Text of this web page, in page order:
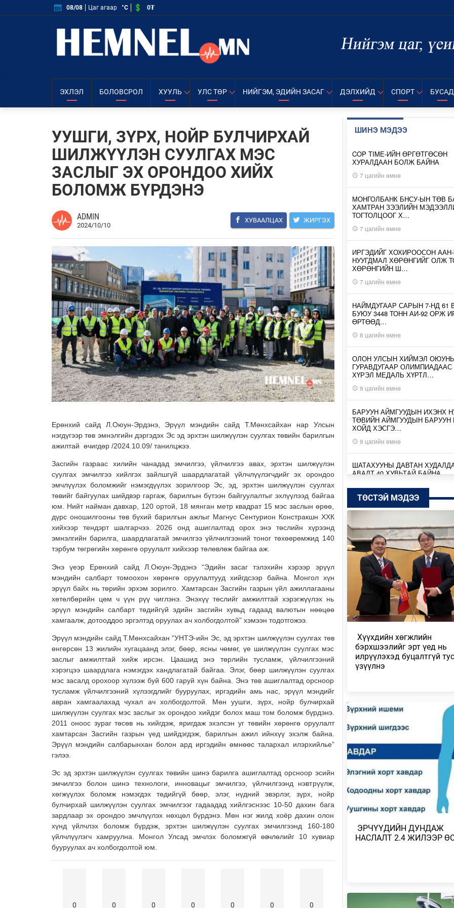
08/08 Цаг агаар °C 0₮
ЭХЛЭЛ БОЛОВСРОЛ ХУУЛЬ УЛС ТӨР НИЙГЭМ, ЭДИЙН ЗАСАГ ДЭЛХИЙД СПОРТ БУСАД
УУШГИ, ЗҮРХ, НОЙР БУЛЧИРХАЙ
ШИЛЖҮҮЛЭН СУУЛГАХ МЭС
ЗАСЛЫГ ЭХ ОРОНДОО ХИЙХ
БОЛОМЖ БҮРДЭНЭ
ADMIN
2024/10/10
ХУВААЛЦАХ ЖИРГЭХ
Ерөнхий сайд Л.Оюун-Эрдэнэ, Эрүүл мэндийн сайд Т.Мөнхсайхан нар Улсын
нэгдүгээр төв эмнэлгийн дэргэдэх Эс эд эрхтэн шилжүүлэн суулгах төвийн барилгын
ажилтай өчигдөр /2024.10.09/ танилцжээ.
Засгийн газраас хилийн чанадад эмчилгээ, үйлчилгээ авах, эрхтэн шилжүүлэн
суулгах эмчилгээ хийлгэх зайлшгүй шаардлагатай үйлчлүүлэгчдийг эх орондоо
эмчлүүлэх боломжийг нэмэгдүүлэх зорилгоор Эс, эд, эрхтэн шилжүүлэн суулгах
төвийг байгуулах шийдвэр гаргаж, барилгын бүтээн байгуулалтыг эхлүүлээд байгаа
юм. Нийт найман давхар, 120 ортой, 18 мянган метр квадрат 15 мэс заслын өрөө,
дүрс оношилгооны төв бүхий барилгын ажлыг Магнус Сентурион Констракшн ХХК
хийхээр тендэрт шалгарчээ. 2026 онд ашиглалтад орох энэ төслийн хүрээнд
эмнэлгийн барилга, шаардлагатай эмчилгээ үйлчилгээний тоног төхөөрөмжид 140
тэрбум төгрөгийн хөрөнгө оруулалт хийхээр төлөвлөж байгаа аж.
Энэ үеэр Ерөнхий сайд Л.Оюун-Эрдэнэ “Эдийн засаг тэлэхийн хэрээр эрүүл
мэндийн салбарт томоохон хөрөнгө оруулалтууд хийгдсээр байна. Монгол хүн
эрүүл байх нь төрийн эрхэм зорилго. Хамтарсан Засгийн газрын үйл ажиллагааны
хөтөлбөрийн цөм ч үүн рүү чиглэнэ. Энэхүү төслийг амжилттай хэрэгжүүлэх нь
эрүүл мэндийн салбарт төдийгүй эдийн засгийн хувьд гадаад валютын нөөцөө
хамгаалж, дотооддоо эргэлтэд оруулах ач холбогдолтой” хэмээн тодотгожээ.
Эрүүл мэндийн сайд Т.Мөнхсайхан “УНТЭ-ийн Эс, эд эрхтэн шилжүүлэн суулгах төв
өнгөрсөн 13 жилийн хугацаанд элэг, бөөр, ясны чөмөг, үе шилжүүлэн суулгах мэс
заслыг амжилттай хийж ирсэн. Цаашид энэ төрлийн тусламж, үйлчилгээний
хэрэгцээ шаардлага нэмэгдэх хандлагатай байгаа. Элэг, бөөр шилжүүлэн суулгах
мэс засалд орохоор хүлээж буй 600 гаруй хүн байна. Энэ төв ашиглалтад орсноор
тусламж үйлчилгээний хүлээгдлийг бууруулах, иргэдийн амь нас, эрүүл мэндийг
авран хамгаалахад чухал ач холбогдолтой. Мөн уушги, зүрх, нойр булчирхай
шилжүүлэн суулгах мэс заслыг эх орондоо хийдэг болох маш том боломж бүрдэнэ.
2011 оноос зураг төсөв нь хийгдэж, яригдаж эхэлсэн уг төвийн хөрөнгө оруулалт
хамтарсан Засгийн газрын үед шийдэгдэж, барилгын ажил ийнхүү эхэлж байна.
Эрүүл мэндийн салбарынхан болон ард иргэдийн өмнөөс талархал илэрхийлье”
гэлээ.
Эс эд эрхтэн шилжүүлэн суулгах төвийн шинэ барилга ашиглалтад орсноор эсийн
эмчилгээ болон шинэ технологи, инновацыг эмчилгээ, үйлчилгээнд нэвтрүүлж,
хөгжүүлэх боломж нэмэгдэх төдийгүй бөөр, элэг, нүдний эвэрлэг, зүрх, нойр
булчирхай шилжүүлэн суулгах эмчилгээг гадаадад хийлгэснээс 10-50 дахин бага
зардлаар эх орондоо эмчлүүлэх нөхцөл бүрдэнэ. Мөн нэг жилд хоёр дахин олон
хүнд үйлчлэх боломж бүрдэж, эрхтэн шилжүүлэн суулгах эмчилгээнд 160-180
үйлчлүүлэгч хамруулна. Монгол Улсад эмчлэх боломжгүй өвчлөлийг 10 хувиар
бууруулах ач холбогдолтой юм.
0 0 0 0 0 0 0
ШИНЭ МЭДЭЭ
COP TIME-ИЙН ӨРГӨТГӨСӨН
ХУРАЛДААН БОЛЖ БАЙНА
7 цагийн өмнө
МОНГОЛБАНК БНСУ-ЫН ТӨВ
ХАМТРАН ЗЭЭЛИЙН
ТОГТОЛЦООГ Х…
7 цагийн өмнө
ИРГЭДИЙГ ХОХИРООСОН
НУУГДМАЛ ХӨРӨНГИЙГ ОЛЖ
ХӨРӨНГИЙН Ш…
7 цагийн өмнө
НАЙМДУГААР САРЫН 7-НД 61
БУЮУ 3448 ТОНН АИ-92 ОРЖ
ӨРТӨӨД…
8 цагийн өмнө
ОЛОН УЛСЫН ХИЙМЭЛ
ГУРАВДУГААР
ХҮРЭЛ МЕДАЛЬ ХҮРТЛ…
9 цагийн өмнө
БАРУУН АЙМГУУДЫН ИХЭНХ
ТӨВИЙН АЙМГУУДЫН БАРУУН
ХОЙД ХЭСГЭ…
9 цагийн өмнө
ШАТАХУУНЫ ДАВТАН
АВАЛТ 40 ХУВЬТАЙ БАЙНА
Өчигдөр
SENZU+S1MPLE НИЙЛЭЭД
Өчигдөр
БАТБААТАРЫН ХУЛАН ЖЮҮ
ДЭЛХИЙН АВАРГА БОЛЖ, ТҮҮХ
БҮТЭЭЛЭЭ
Өчигдөр
ТӨСВИЙН БАЙНГЫН ХОРОО 67
АСУУДАЛ ХЭЛЭЛЦЭЖ,
ТӨСВИЙН ТАЛААРХ …
Өчигдөр
МОНГОЛБАНК КОЙН ИНВЕСТ
КОМПАНИТАЙ ДУРСГАЛЫН
МИАТ ТӨХК БОИНГ
ХАМТЫН АЖИЛЛАГААГАА
ӨРГӨЖҮҮЛНЭ
Өчигдөр
МОНГОЛ-АЛТАЙ, ХӨВСГӨЛИЙН
УУЛАРХАГ НУТАГ, УВС НУУРЫН
МОНГОЛ-АЛТАЙ, ХӨВСГӨЛИЙН
УУЛАРХАГ НУТАГ, ДОРНОД-
ДАРЬГАНГЫН ТАЛ НУТГААР…
ВОЛЕЙБОЛЫН АВАРГА Ш…
ТӨСТЭЙ МЭДЭЭ
​ Хүүхдийн хөгжлийн
бэрхшээлийг эрт үед нь
илрүүлэхэд буцалтгүй
үзүүлнэ
​ ЭРЧҮҮДИЙН ДУНДАЖ
НАСЛАЛТ 2.4 ЖИЛЭЭР